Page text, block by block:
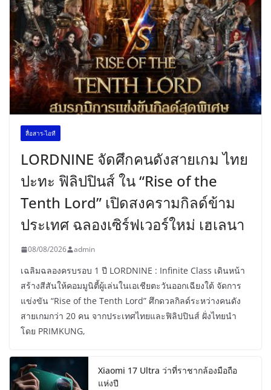
สื่อสาร-ไอที
LORDNINE จัดศึกคนดังสายเกม ไทย
ปะทะ ฟิลิปปินส์ ใน “Rise of the
Tenth Lord” เปิดสงครามกิลด์ข้าม
ประเทศ ฉลองเซิร์ฟเวอร์ใหม่ เฮเลนา
08/08/2026 admin
เฉลิมฉลองครบรอบ 1 ปี LORDNINE : Infinite Class เดินหน้า
สร้างสีสันให้คอมมูนิตี้ผู้เล่นในเอเชียตะวันออกเฉียงใต้ จัดการ
แข่งขัน “Rise of the Tenth Lord” ศึกดวลกิลด์ระหว่างคนดัง
สายเกมกว่า 20 คน จากประเทศไทยและฟิลิปปินส์ ฝั่งไทยนำ
โดย PRIMKUNG,
Xiaomi 17 Ultra ว่าที่ราชากล้องมือถือ
แห่งปี